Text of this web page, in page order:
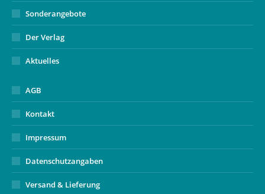
Sonderangebote
Der Verlag
Aktuelles
AGB
Kontakt
Impressum
Datenschutzangaben
Versand & Lieferung